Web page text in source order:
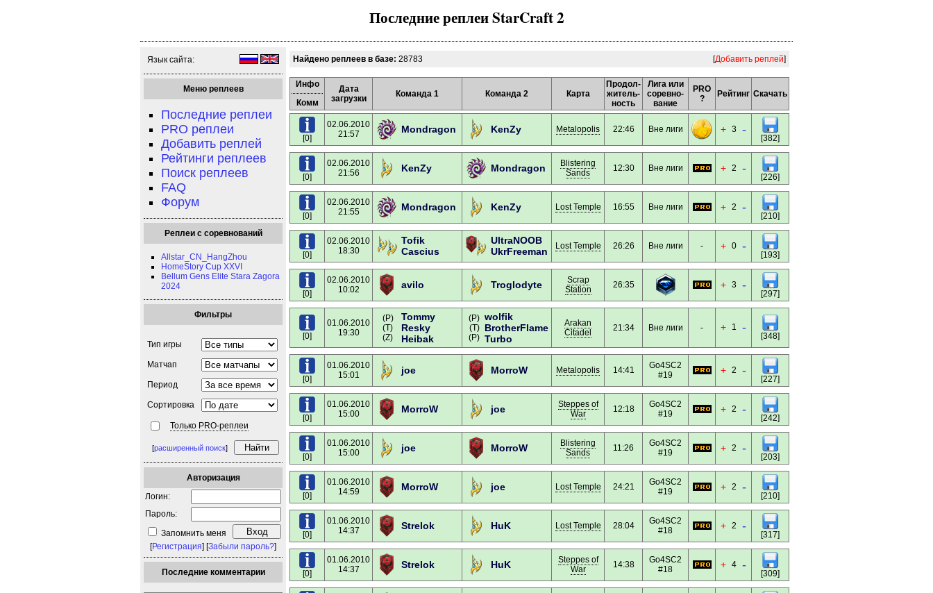
Последние реплеи StarCraft 2
Язык сайта:
Меню реплеев
Последние реплеи
PRO реплеи
Добавить реплей
Рейтинги реплеев
Поиск реплеев
FAQ
Форум
Реплеи с соревнований
Allstar_CN_HangZhou
HomeStory Cup XXVI
Bellum Gens Elite Stara Zagora
2024
Фильтры
Тип игры
Матчап
Период
Сортировка
Только PRO-реплеи
[расширенный поиск]
Авторизация
Логин:
Пароль:
Запомнить меня
[Регистрация] [Забыли пароль?]
Последние комментарии
Найдено реплеев в базе: 28783 [Добавить реплей]
Инфо
Комм
Дата
загрузки
Команда 1 Команда 2 Карта
Продол-
житель-
ность
Лига или
соревно-
вание
PRO
?
Рейтинг Скачать
[0]
02.06.2010
21:57
Mondragon KenZy Metalopolis 22:46 Вне лиги + 3 -
[382]
[0]
02.06.2010
21:56
KenZy Mondragon
Blistering
Sands
12:30 Вне лиги + 2 -
[226]
[0]
02.06.2010
21:55
Mondragon KenZy Lost Temple 16:55 Вне лиги + 2 -
[210]
[0]
02.06.2010
18:30
Tofik
Cascius
UltraNOOB
UkrFreeman
Lost Temple 26:26 Вне лиги - + 0 -
[193]
[0]
02.06.2010
10:02
avilo Troglodyte
Scrap
Station
26:35 + 3 -
[297]
[0]
01.06.2010
19:30
(P)
(T)
(Z)
Tommy
Resky
Heibak
(P)
(T)
(P)
wolfik
BrotherFlame
Turbo
Arakan
Citadel
21:34 Вне лиги - + 1 -
[348]
[0]
01.06.2010
15:01
joe MorroW Metalopolis 14:41
Go4SC2
#19
+ 2 -
[227]
[0]
01.06.2010
15:00
MorroW joe
Steppes of
War
12:18
Go4SC2
#19
+ 2 -
[242]
[0]
01.06.2010
15:00
joe MorroW
Blistering
Sands
11:26
Go4SC2
#19
+ 2 -
[203]
[0]
01.06.2010
14:59
MorroW joe Lost Temple 24:21
Go4SC2
#19
+ 2 -
[210]
[0]
01.06.2010
14:37
Strelok HuK Lost Temple 28:04
Go4SC2
#18
+ 2 -
[317]
[0]
01.06.2010
14:37
Strelok HuK
Steppes of
War
14:38
Go4SC2
#18
+ 4 -
[309]